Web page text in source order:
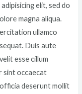
elit, sed do
magna aliqua.
ullamco
Duis aute
esse cillum
sint occaecat
deserunt mollit